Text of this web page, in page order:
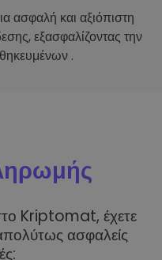
ασφαλή και αξιόπιστη
εξασφαλίζοντας την
.
Kriptomat, έχετε
ασφαλείς